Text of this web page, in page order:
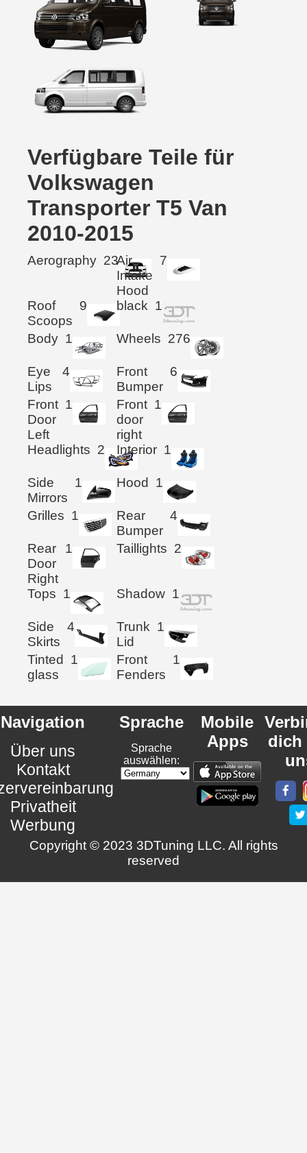
Verfügbare Teile für
Volkswagen
Transporter T5 Van
2010-2015
Aerography 23Air
Intake
Hood
7
Roof
Scoops
9 black 1
Body 1 Wheels 276
Eye
Lips
4
Front
Bumper
6
Front
Door
Left
1
Front
door
right
1
Headlights 2 Interior 1
Side
Mirrors
1 Hood 1
Grilles 1
Rear
Bumper
4
Rear
Door
Right
1 Taillights 2
Tops 1 Shadow 1
Side
Skirts
4
Trunk
Lid
1
Tinted
glass
1
Front
Fenders
1
Navigation
Über uns
Kontakt
Privatheit
Werbung
Sprache
Sprache
auswählen:
Mobile
Apps
dich
Copyright © 2023 3DTuning LLC. All rights
reserved